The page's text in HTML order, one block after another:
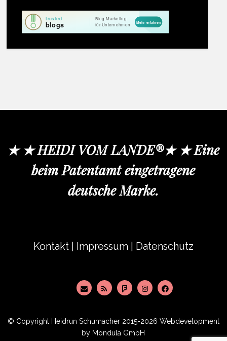
★ ★ HEIDI VOM LANDE®★ ★ Eine
beim Patentamt eingetragene
deutsche Marke.
Kontakt Impressum Datenschutz
© Copyright Heidrun Schumacher 2015-2026 Webdevelopment
by Mondula GmbH